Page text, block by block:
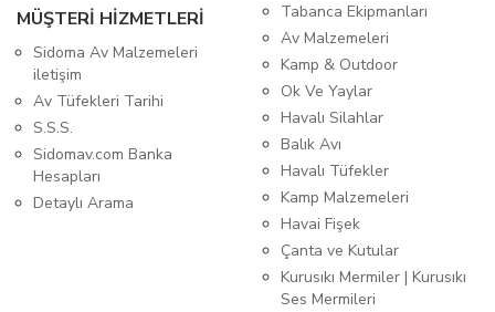
MÜŞTERİ HİZMETLERİ
Sidoma Av Malzemeleri
iletişim
Av Tüfekleri Tarihi
S.S.S.
Sidomav.com Banka
Hesapları
Detaylı Arama
Tabanca Ekipmanları
Av Malzemeleri
Kamp & Outdoor
Ok Ve Yaylar
Havalı Silahlar
Balık Avı
Havalı Tüfekler
Kamp Malzemeleri
Havai Fişek
Çanta ve Kutular
Kurusıkı Mermiler | Kurusıkı
Ses Mermileri